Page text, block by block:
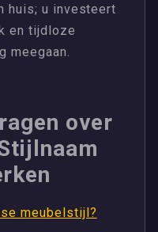
huis; u investeert
en tijdloze
meegaan.
over
meubelstijl?